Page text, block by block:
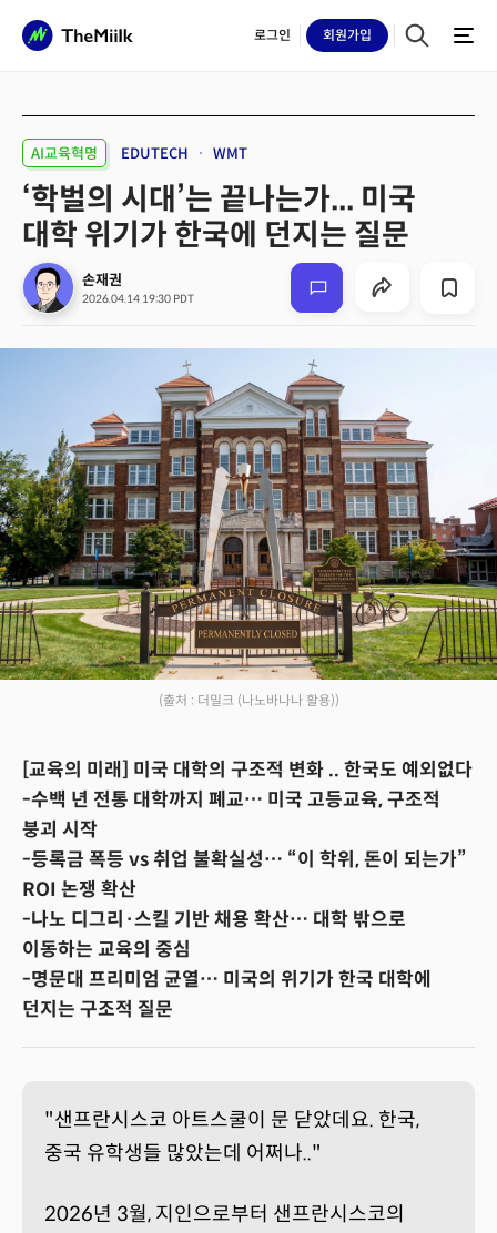
로그인 회원가입
AI교육혁명 EDUTECH WMT
‘학벌의 시대’는 끝나는가... 미국
대학 위기가 한국에 던지는 질문
손재권
2026.04.14 19:30 PDT
(출처 : 더밀크 (나노바나나 활용))
[교육의 미래] 미국 대학의 구조적 변화 .. 한국도 예외없다
-수백 년 전통 대학까지 폐교… 미국 고등교육, 구조적
붕괴 시작
-등록금 폭등 vs 취업 불확실성… “이 학위, 돈이 되는가”
ROI 논쟁 확산
-나노 디그리·스킬 기반 채용 확산… 대학 밖으로
이동하는 교육의 중심
-명문대 프리미엄 균열… 미국의 위기가 한국 대학에
던지는 구조적 질문
"샌프란시스코 아트스쿨이 문 닫았데요. 한국,
중국 유학생들 많았는데 어쩌나.."
2026년 3월, 지인으로부터 샌프란시스코의